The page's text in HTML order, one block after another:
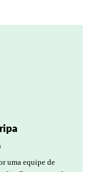
uma equipe de